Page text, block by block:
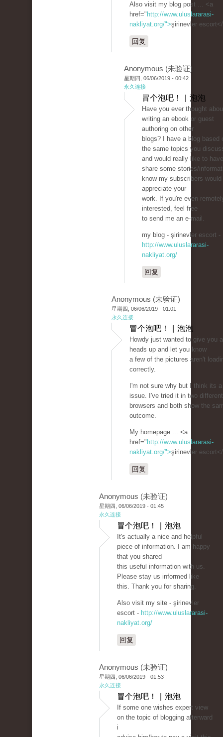
Also visit my blog post ... <a
href=" http://www.uluslararasi-
nakliyat.org/">şirinevler
回复
Anonymous (未验证)
星期四, 06/06/2019 - 00:42
永久连接
冒个泡吧！ | 泡泡
Have you ever thought
writing an ebook or guest
authoring on other
blogs? I have a blog based
the same topics you
and would really like to
share some stories/
know my subscribers would
appreciate your
work. If you're even
interested, feel free
to send me an e-mail.
my blog - şirinevler escort -
http://www.uluslararasi-
nakliyat.org/
回复
Anonymous (未验证)
星期四, 06/06/2019 - 01:01
永久连接
冒个泡吧！ | 泡泡
Howdy just wanted to give you
heads up and let you know
a few of the pictures aren't
correctly.
I'm not sure why but I think its
issue. I've tried it in two different
browsers and both show the
outcome.
My homepage ... <a
href=" http://www.uluslararasi-
nakliyat.org/">şirinevler
回复
Anonymous (未验证)
星期四, 06/06/2019 - 01:45
永久连接
冒个泡吧！ | 泡泡
It's actually a nice and helpful
piece of information. I am happy
that you shared
this useful information with us.
Please stay us informed like
this. Thank you for sharing.
Also visit my site - şirinevler
escort - http://www.uluslararasi-
nakliyat.org/
回复
Anonymous (未验证)
星期四, 06/06/2019 - 01:53
永久连接
冒个泡吧！ | 泡泡
If some one wishes expert view
on the topic of blogging afterward
i